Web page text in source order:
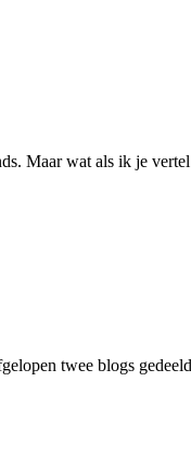
Maar wat als ik je
twee blogs